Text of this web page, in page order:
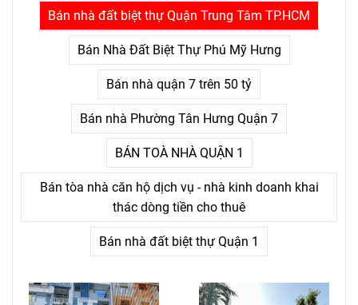
phải là khó khăn lớn, mà là
nỗi đau kéo dài không thấy
điểm kết.
Bán nhà đất biệt thự Quận Trung Tâm TP.HCM
Bán Nhà Đất Biệt Thự Phú Mỹ Hưng
Bán nhà quận 7 trên 50 tỷ
Bán nhà Phường Tân Hưng Quận 7
BÁN TOÀ NHÀ QUẬN 1
Bán tòa nhà căn hộ dịch vụ - nhà kinh doanh khai
thác dòng tiền cho thuê
Bán nhà đất biệt thự Quận 1